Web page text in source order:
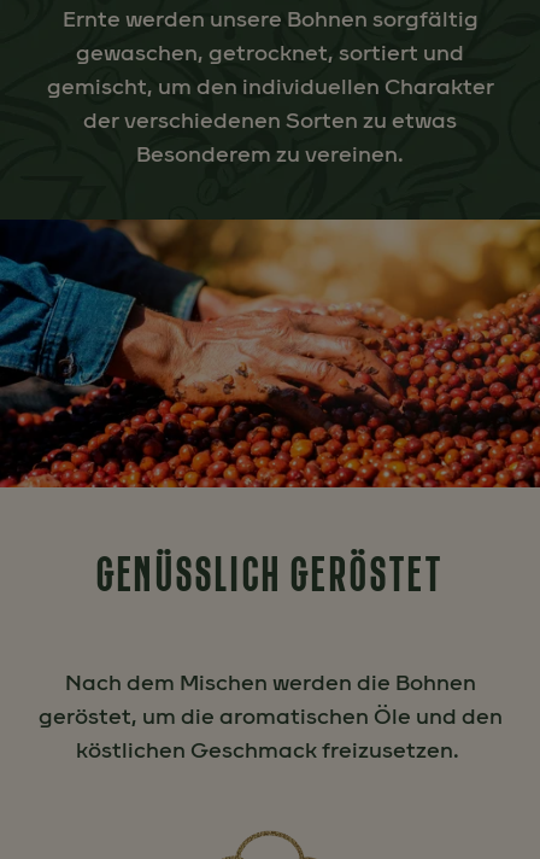
Ernte werden unsere Bohnen sorgfältig
gewaschen, getrocknet, sortiert und
gemischt, um den individuellen Charakter
der verschiedenen Sorten zu etwas
Besonderem zu vereinen.
GENÜSSLICH GERÖSTET
Nach dem Mischen werden die Bohnen
geröstet, um die aromatischen Öle und den
köstlichen Geschmack freizusetzen.